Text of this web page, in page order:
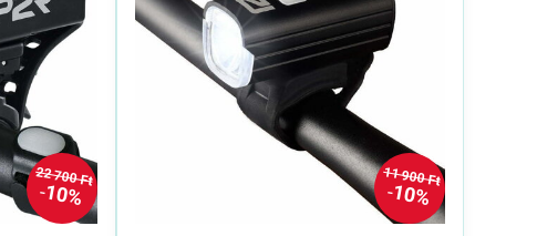
22 700 Ft
10%
11 900 Ft
10%